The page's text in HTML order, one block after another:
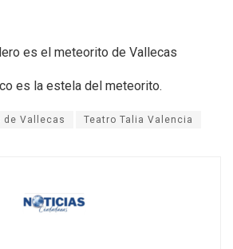
es el meteorito de Vallecas
es la estela del meteorito.
de Vallecas Teatro Talia Valencia